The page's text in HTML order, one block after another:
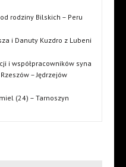
rodziny Bilskich – Peru
i Danuty Kuzdro z Lubeni
i współpracowników syna
– Jędrzejów
(24) – Tarnoszyn